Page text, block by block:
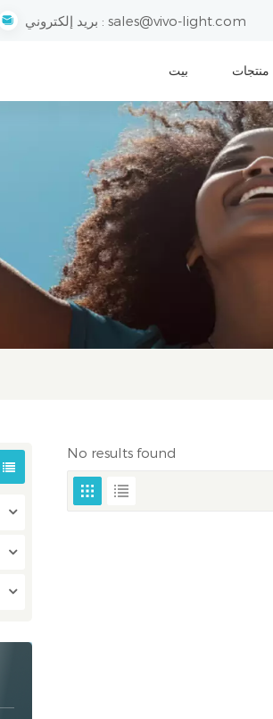
بريد إلكتروني : sales@vivo-light.com
بيت
No results found